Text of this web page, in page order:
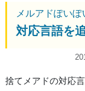
メルアドぽいぽ
対応言語を
捨てメアドの対応